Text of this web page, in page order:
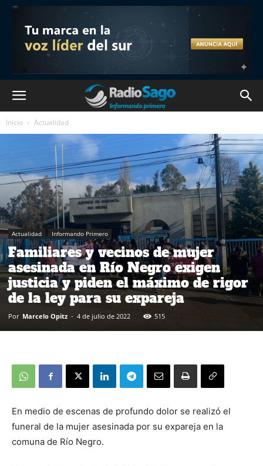
Inicio Actualidad
Actualidad Informando Primero
Familiares y vecinos de mujer
asesinada en Río Negro exigen
justicia y piden el máximo de rigor
de la ley para su expareja
Por Marcelo Opitz - 4 de julio de 2022 515
En medio de escenas de profundo dolor se realizó el
funeral de la mujer asesinada por su expareja en la
comuna de Río Negro.